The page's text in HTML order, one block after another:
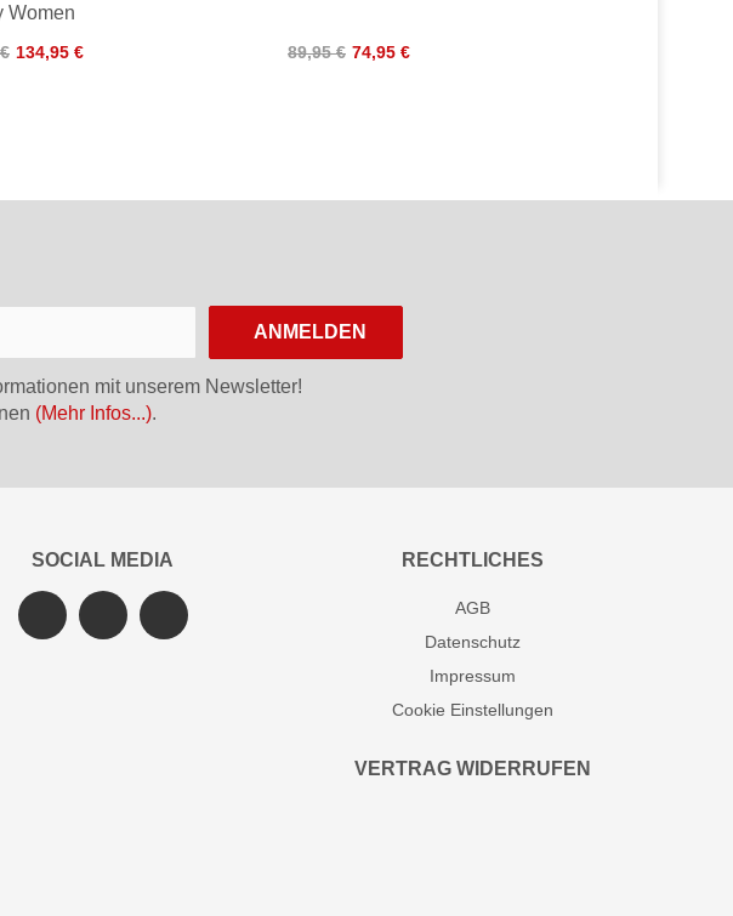
Women
134,95 € 89,95 € 74,95 €
ANMELDEN
mit unserem Newsletter!
(Mehr Infos...).
SOCIAL MEDIA RECHTLICHES
AGB
Datenschutz
Impressum
Cookie Einstellungen
VERTRAG WIDERRUFEN